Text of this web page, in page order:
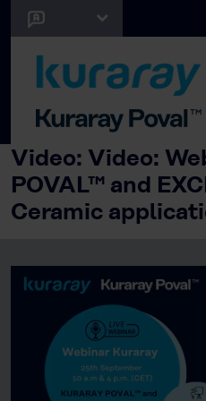
Video: Video:
POVAL™ and
Ceramic